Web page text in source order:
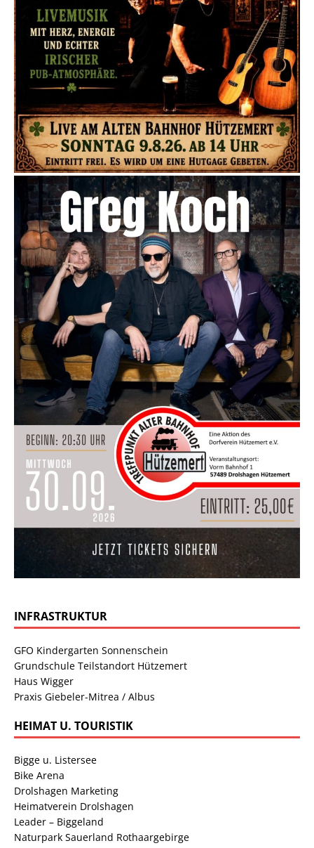
INFRASTRUKTUR
GFO Kindergarten Sonnenschein
Grundschule Teilstandort Hützemert
Haus Wigger
Praxis Giebeler-Mitrea / Albus
HEIMAT U. TOURISTIK
Bigge u. Listersee
Bike Arena
Drolshagen Marketing
Heimatverein Drolshagen
Leader – Biggeland
Naturpark Sauerland Rothaargebirge